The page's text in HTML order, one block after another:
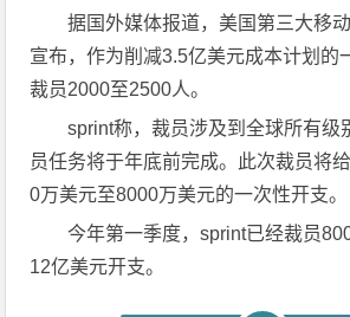
据国外媒体报道，美国第三大移
宣布，作为削减3.5亿美元成本计划的
裁员2000至2500人。
sprint称，裁员涉及到全球所有级
员任务将于年底前完成。此次裁员将
0万美元至8000万美元的一次性开支。
今年第一季度，sprint已经裁员
12亿美元开支。